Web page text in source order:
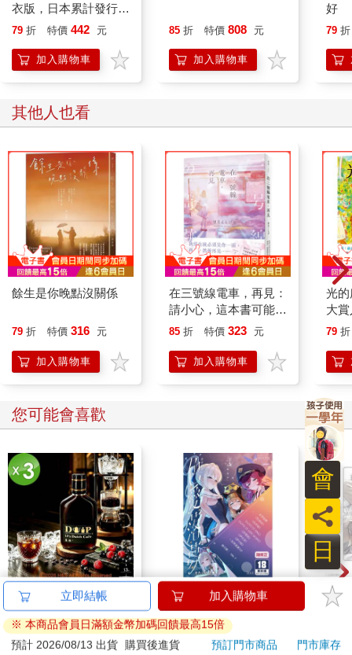
衣版，日本累計發行量
突破100萬冊！東野圭
79 折 特價 442 元
加入購物車
85 折 特價 808 元
加入購物車
好
79 折
其他人也看
餘生是你晚點沒關係
79 折 特價 316 元
加入購物車
在三號線電車，再見：
請小心，這本書可能會
讓你哭著坐過站！
85 折 特價 323 元
加入購物車
光的
大
子
79 折
您可能會喜歡
【13章】專業冰滴菓
臻3入組(160ml/瓶)
84 折 特價 525 元
水平檔案-色・愛・
落・夢-總集篇
特價 480 元
小
立即結帳 加入購物車
※ 本商品會員日滿額金幣加碼回饋最高15倍
預計 2026/08/13 出貨
購買後進貨 預訂門市商品
門市庫存
日
員
會